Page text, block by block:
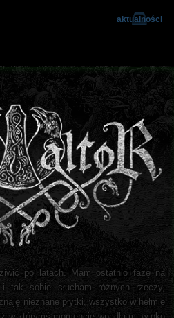
aktualności
po latach. Mam ostatnio fazę na
tak sobie słucham różnych rzeczy,
nieznane płytki, wszystko w hełmie